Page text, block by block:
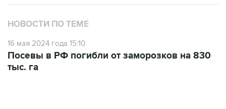
НОВОСТИ ПО ТЕМЕ
16 мая 2024 года 15:10
Посевы в РФ погибли от заморозков на 830
тыс. га